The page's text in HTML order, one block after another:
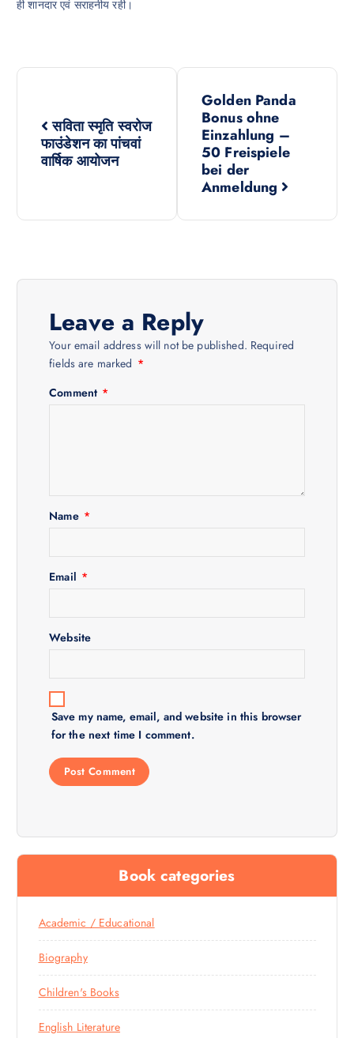
ही शानदार एवं सराहनीय रही।
P
a
सविता स्मृति स्वरोज
फाउंडेशन का पांचवां
वार्षिक आयोजन
Golden Panda
Bonus ohne
Einzahlung –
50 Freispiele
bei der
Anmeldung
Leave a Reply
Your email address will not be published. Required
fields are marked *
Comment *
Name *
Email *
Website
Save my name, email, and website in this browser
for the next time I comment.
Book categories
Academic / Educational
Biography
Children's Books
English Literature